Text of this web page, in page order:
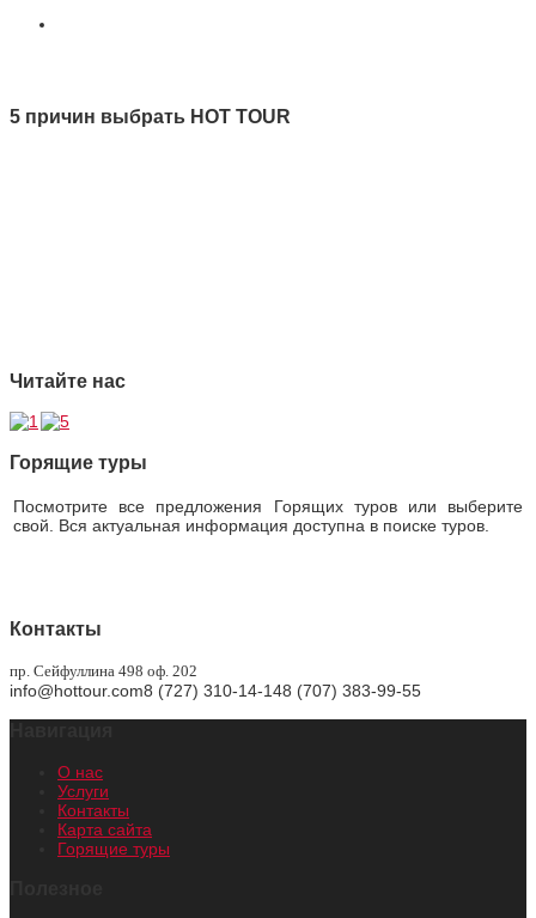
5 причин выбрать HOT TOUR
Читайте нас
Горящие туры
Посмотрите все предложения Горящих туров или выберите
свой. Вся актуальная информация доступна в поиске туров.
Контакты
пр. Сейфуллина 498 оф. 202
info@hottour.com8 (727) 310-14-148 (707) 383-99-55
О нас
Услуги
Контакты
Карта сайта
Горящие туры